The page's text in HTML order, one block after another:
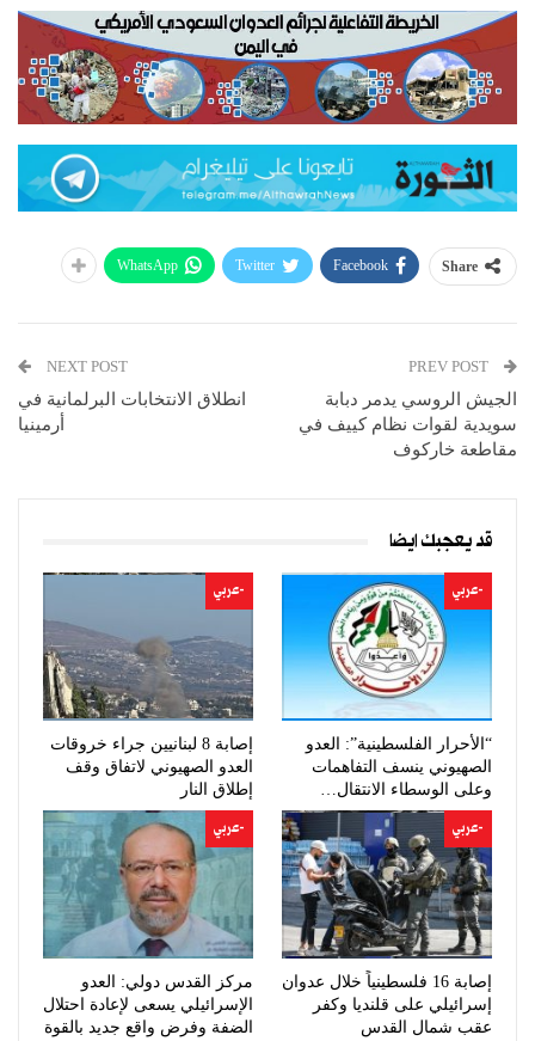
Share
Facebook
Twitter
WhatsApp
الجيش الروسي يدمر دبابة
سويدية لقوات نظام كييف في
مقاطعة خاركوف
NEXT POST
انطلاق الانتخابات البرلمانية في
أرمينيا
قد يعجبك ايضا
-عربي
“الأحرار الفلسطينية”: العدو
الصهيوني ينسف التفاهمات
وعلى الوسطاء الانتقال…
-عربي
إصابة 8 لبنانيين جراء خروقات
العدو الصهيوني لاتفاق وقف
إطلاق النار
-عربي
إصابة 16 فلسطينياً خلال عدوان
إسرائيلي على قلنديا وكفر
عقب شمال القدس
-عربي
مركز القدس دولي: العدو
الإسرائيلي يسعى لإعادة احتلال
الضفة وفرض واقع جديد بالقوة